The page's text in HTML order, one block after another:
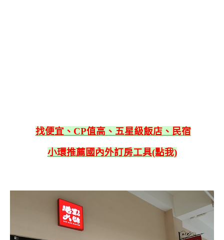
找便宜、CP值高、五星級飯店、民宿
小環推薦國內外訂房工具(點我)